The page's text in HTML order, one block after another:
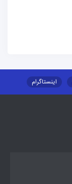
اینستاگرام